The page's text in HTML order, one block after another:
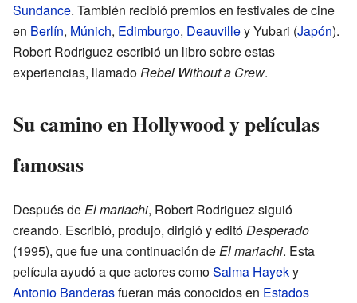
Sundance. También recibió premios en festivales de cine
en Berlín, Múnich, Edimburgo, Deauvilley Yubari (Japón).
Robert Rodriguez escribió un libro sobre estas
experiencias, llamadoRebel Without a Crew.
Su camino en Hollywood y películas
famosas
Después deEl mariachi, Robert Rodriguez siguió
creando. Escribió, produjo, dirigió y editóDesperado
(1995), que fue una continuación deEl mariachi. Esta
película ayudó a que actores comoSalma Hayeky
Antonio Banderasfueran más conocidos en Estados